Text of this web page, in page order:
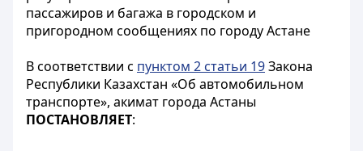
пассажиров и багажа в городском и
пригородном сообщениях по городу Астане
В соответствии с пунктом 2 статьи 19Закона
Республики Казахстан «Об автомобильном
транспорте», акимат города Астаны
ПОСТАНОВЛЯЕТ: